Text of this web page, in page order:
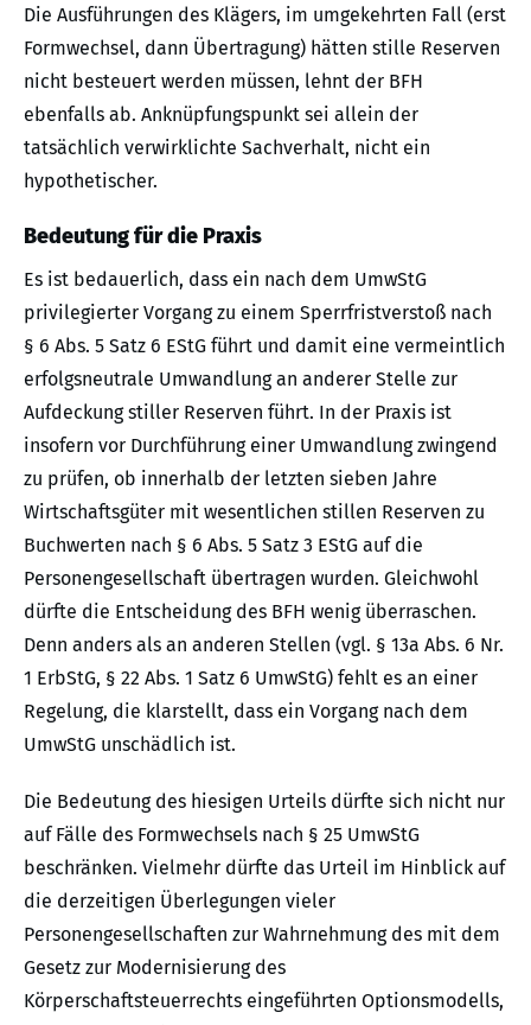
Die Ausführungen des Klägers, im umgekehrten Fall (erst
Formwechsel, dann Übertragung) hätten stille Reserven
nicht besteuert werden müssen, lehnt der BFH
ebenfalls ab. Anknüpfungspunkt sei allein der
tatsächlich verwirklichte Sachverhalt, nicht ein
hypothetischer.
Bedeutung für die Praxis
Es ist bedauerlich, dass ein nach dem UmwStG
privilegierter Vorgang zu einem Sperrfristverstoß nach
§ 6 Abs. 5 Satz 6 EStG führt und damit eine vermeintlich
erfolgsneutrale Umwandlung an anderer Stelle zur
Aufdeckung stiller Reserven führt. In der Praxis ist
insofern vor Durchführung einer Umwandlung zwingend
zu prüfen, ob innerhalb der letzten sieben Jahre
Wirtschaftsgüter mit wesentlichen stillen Reserven zu
Buchwerten nach § 6 Abs. 5 Satz 3 EStG auf die
Personengesellschaft übertragen wurden. Gleichwohl
dürfte die Entscheidung des BFH wenig überraschen.
Denn anders als an anderen Stellen (vgl. § 13a Abs. 6 Nr.
1 ErbStG, § 22 Abs. 1 Satz 6 UmwStG) fehlt es an einer
Regelung, die klarstellt, dass ein Vorgang nach dem
UmwStG unschädlich ist.
Die Bedeutung des hiesigen Urteils dürfte sich nicht nur
auf Fälle des Formwechsels nach § 25 UmwStG
beschränken. Vielmehr dürfte das Urteil im Hinblick auf
die derzeitigen Überlegungen vieler
Personengesellschaften zur Wahrnehmung des mit dem
Gesetz zur Modernisierung des
Körperschaftsteuerrechts eingeführten Optionsmodells,